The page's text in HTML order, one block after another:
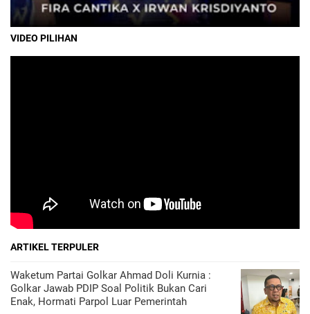
VIDEO PILIHAN
ARTIKEL TERPULER
Waketum Partai Golkar Ahmad Doli Kurnia :
Golkar Jawab PDIP Soal Politik Bukan Cari
Enak, Hormati Parpol Luar Pemerintah